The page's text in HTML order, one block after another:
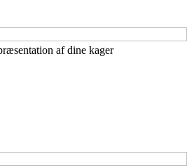
af dine kager